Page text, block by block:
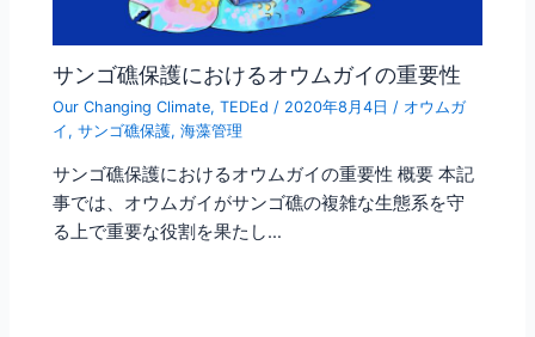
サンゴ礁保護におけるオウムガイの重要性
Our Changing Climate,TEDEd / 2020年8月4日 / オウムガ
イ ,サンゴ礁保護,海藻管理
サンゴ礁保護におけるオウムガイの重要性 概要 本記
事では、オウムガイがサンゴ礁の複雑な生態系を守
る上で重要な役割を果たし…